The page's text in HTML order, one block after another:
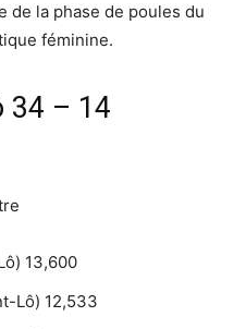
la phase de poules du
féminine.
34 – 14
13,600
Lô) 12,533